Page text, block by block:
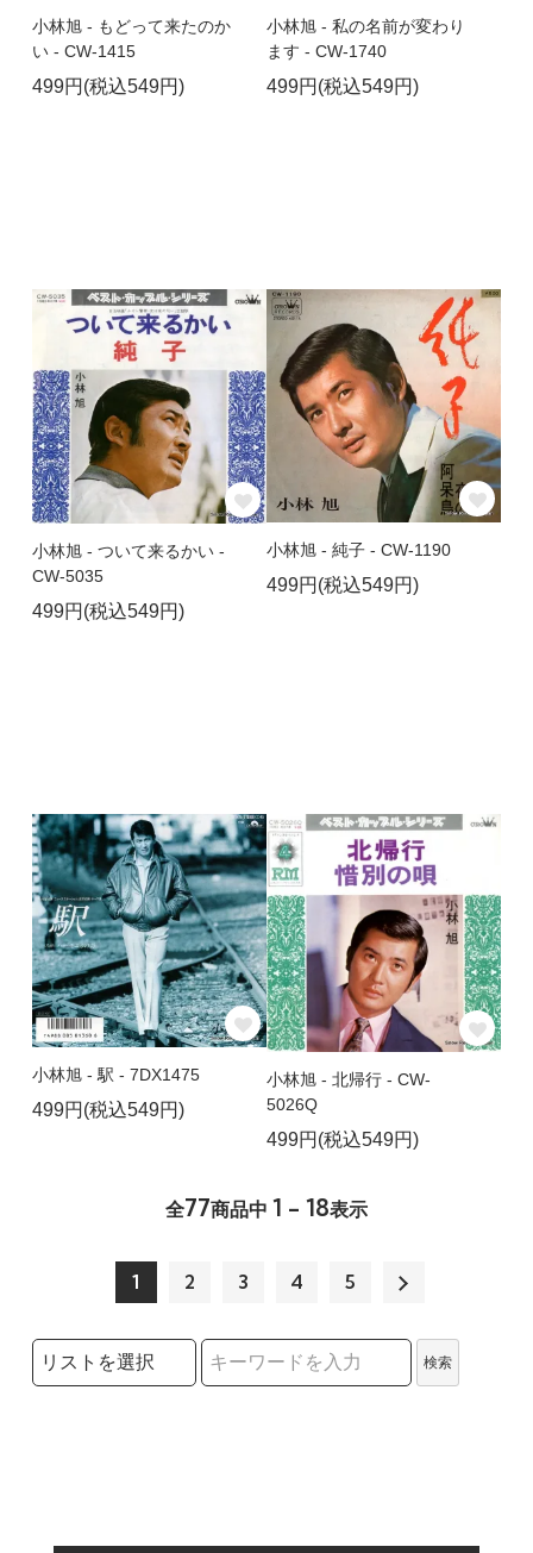
小林旭 - もどって来たのか
い - CW-1415
499円(税込549円)
小林旭 - 私の名前が変わり
ます - CW-1740
499円(税込549円)
小林旭 - ついて来るかい -
CW-5035
499円(税込549円)
小林旭 - 純子 - CW-1190
499円(税込549円)
小林旭 - 駅 - 7DX1475
499円(税込549円)
小林旭 - 北帰行 - CW-
5026Q
499円(税込549円)
全77商品中 1 - 18表示
1 2 3 4 5
検索リストの選択
検索